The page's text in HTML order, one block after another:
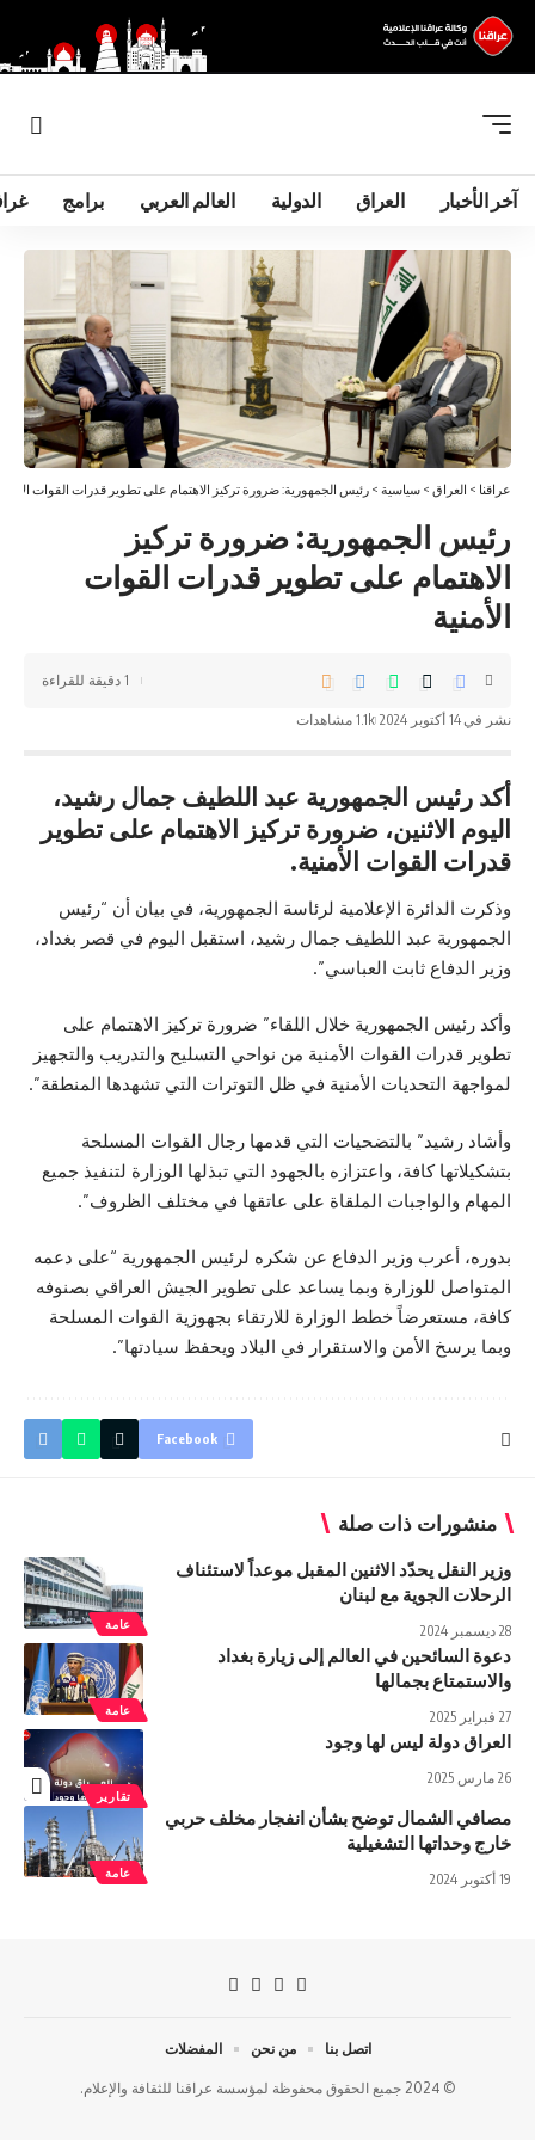
آخر الأخبار العراق الدولية العالم العربي برامج
عراقنا > العراق > سياسية > رئيس الجمهورية: ضرورة تركيز الاهتمام على تطوير قدرات القوات
رئيس الجمهورية: ضرورة تركيز
الاهتمام على تطوير قدرات القوات
الأمنية
نشر في 14 أكتوبر 2024 1.1k مشاهدات
1 دقيقة للقراءة
أكد رئيس الجمهورية عبد اللطيف جمال رشيد،
اليوم الاثنين، ضرورة تركيز الاهتمام على تطوير
قدرات القوات الأمنية.
وذكرت الدائرة الإعلامية لرئاسة الجمهورية، في بيان أن “رئيس
الجمهورية عبد اللطيف جمال رشيد، استقبل اليوم في قصر بغداد،
وزير الدفاع ثابت العباسي”.
وأكد رئيس الجمهورية خلال اللقاء” ضرورة تركيز الاهتمام على
تطوير قدرات القوات الأمنية من نواحي التسليح والتدريب والتجهيز
لمواجهة التحديات الأمنية في ظل التوترات التي تشهدها المنطقة”.
وأشاد رشيد” بالتضحيات التي قدمها رجال القوات المسلحة
بتشكيلاتها كافة، واعتزازه بالجهود التي تبذلها الوزارة لتنفيذ جميع
المهام والواجبات الملقاة على عاتقها في مختلف الظروف”.
بدوره، أعرب وزير الدفاع عن شكره لرئيس الجمهورية “على دعمه
المتواصل للوزارة وبما يساعد على تطوير الجيش العراقي بصنوفه
كافة، مستعرضاً خطط الوزارة للارتقاء بجهوزية القوات المسلحة
وبما يرسخ الأمن والاستقرار في البلاد ويحفظ سيادتها”.
Facebook
منشورات ذات صلة
عامة
وزير النقل يحدّد الاثنين المقبل موعداً لاستئناف
الرحلات الجوية مع لبنان
28 ديسمبر 2024
عامة
دعوة السائحين في العالم إلى زيارة بغداد
والاستمتاع بجمالها
27 فبراير 2025
تقارير
العراق دولة ليس لها وجود
26 مارس 2025
عامة
مصافي الشمال توضح بشأن انفجار مخلف حربي
خارج وحداتها التشغيلية
19 أكتوبر 2024
© 2024 جميع الحقوق محفوظة لمؤسسة عراقنا للثقافة والإعلام.
اتصل بنا من نحن المفضلات